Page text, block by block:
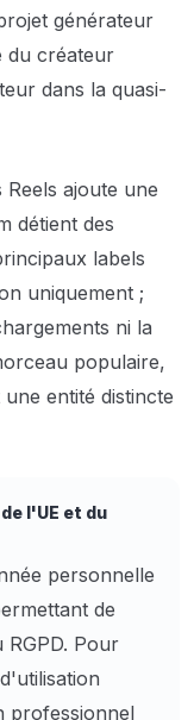
générateur
du créateur
dans la quasi-
ajoute une
détient des
labels
uniquement ;
ni la
populaire,
entité distincte
l'UE et du
personnelle
de
Pour
professionnel